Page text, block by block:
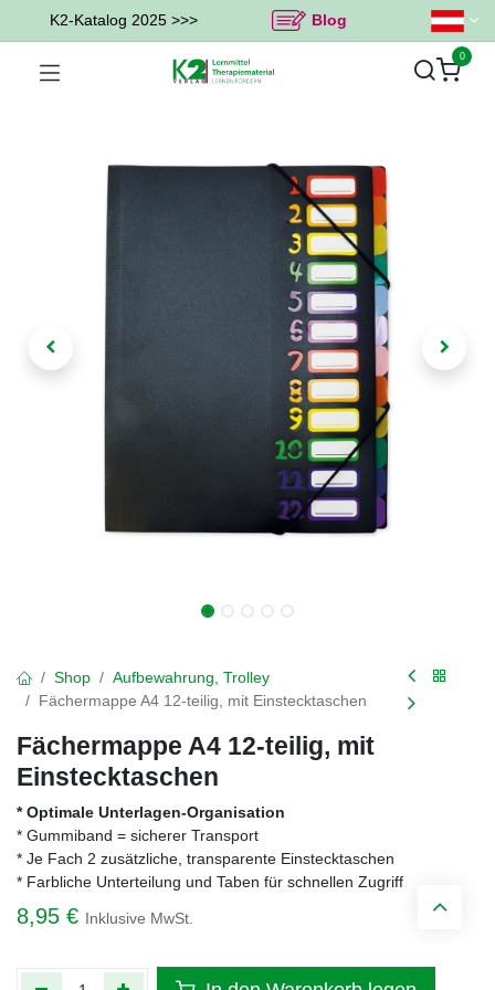
K2-Katalog 2025 >>> Blog
0
Shop
Aufbewahrung, Trolley
Fächermappe A4 12-teilig, mit Einstecktaschen
Fächermappe A4 12-teilig, mit
Einstecktaschen
* Optimale Unterlagen-Organisation
* Gummiband = sicherer Transport
* Je Fach 2 zusätzliche, transparente Einstecktaschen
* Farbliche Unterteilung und Taben für schnellen Zugriff
8,95 € Inklusive MwSt.